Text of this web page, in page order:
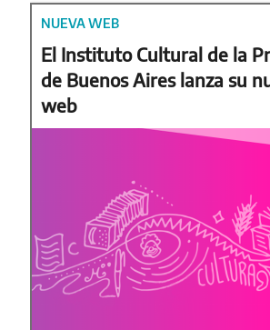
NUEVA WEB
El Instituto Cultural de la
de Buenos Aires lanza su
web